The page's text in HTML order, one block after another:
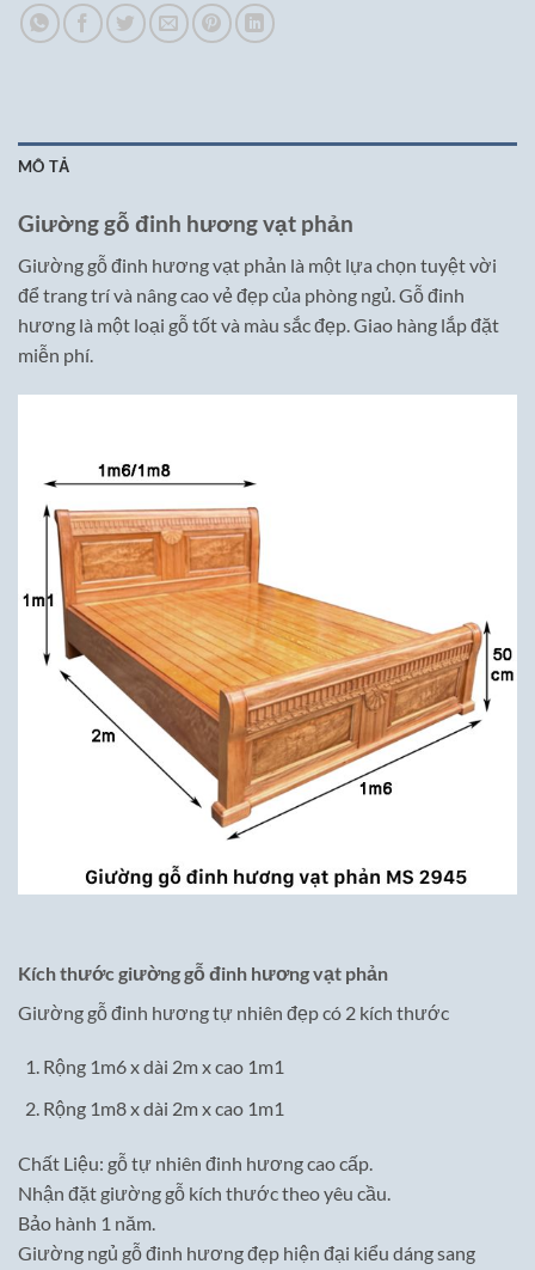
MÔ TẢ
Giường gỗ đinh hương vạt phản
Giường gỗ đinh hương vạt phản là một lựa chọn tuyệt vời
để trang trí và nâng cao vẻ đẹp của phòng ngủ. Gỗ đinh
hương là một loại gỗ tốt và màu sắc đẹp. Giao hàng lắp đặt
miễn phí.
Kích thước giường gỗ đinh hương vạt phản
Giường gỗ đinh hương tự nhiên đẹp có 2 kích thước
Rộng 1m6 x dài 2m x cao 1m1
Rộng 1m8 x dài 2m x cao 1m1
Chất Liệu: gỗ tự nhiên đinh hương cao cấp.
Nhận đặt giường gỗ kích thướctheo yêu cầu.
Bảo hành 1 năm.
Giường ngủ gỗ đinh hương đẹp hiện đại kiểu dáng sang